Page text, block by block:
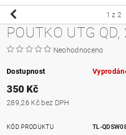
1 z 2
POUTKO UTG
Neohodnoceno
Dostupnost
350 Kč
289,26 Kč bez DPH
KÓD PRODUKTU
TL-